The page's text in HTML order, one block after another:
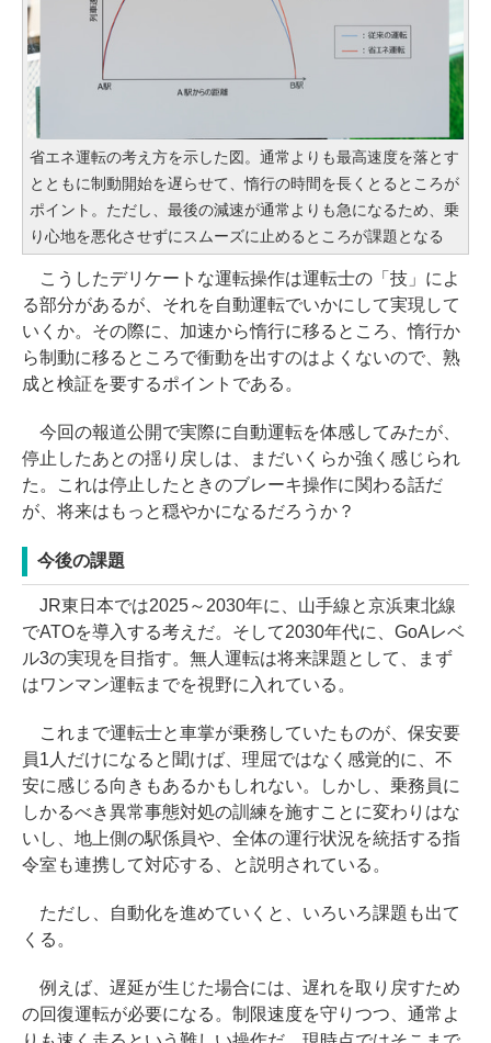
省エネ運転の考え方を示した図。通常よりも最高速度を落とす
とともに制動開始を遅らせて、惰行の時間を長くとるところが
ポイント。ただし、最後の減速が通常よりも急になるため、乗
り心地を悪化させずにスムーズに止めるところが課題となる
こうしたデリケートな運転操作は運転士の「技」によ
る部分があるが、それを自動運転でいかにして実現して
いくか。その際に、加速から惰行に移るところ、惰行か
ら制動に移るところで衝動を出すのはよくないので、熟
成と検証を要するポイントである。
今回の報道公開で実際に自動運転を体感してみたが、
停止したあとの揺り戻しは、まだいくらか強く感じられ
た。これは停止したときのブレーキ操作に関わる話だ
が、将来はもっと穏やかになるだろうか？
今後の課題
JR東日本では2025～2030年に、山手線と京浜東北線
でATOを導入する考えだ。そして2030年代に、GoAレベ
ル3の実現を目指す。無人運転は将来課題として、まず
はワンマン運転までを視野に入れている。
これまで運転士と車掌が乗務していたものが、保安要
員1人だけになると聞けば、理屈ではなく感覚的に、不
安に感じる向きもあるかもしれない。しかし、乗務員に
しかるべき異常事態対処の訓練を施すことに変わりはな
いし、地上側の駅係員や、全体の運行状況を統括する指
令室も連携して対応する、と説明されている。
ただし、自動化を進めていくと、いろいろ課題も出て
くる。
例えば、遅延が生じた場合には、遅れを取り戻すため
の回復運転が必要になる。制限速度を守りつつ、通常よ